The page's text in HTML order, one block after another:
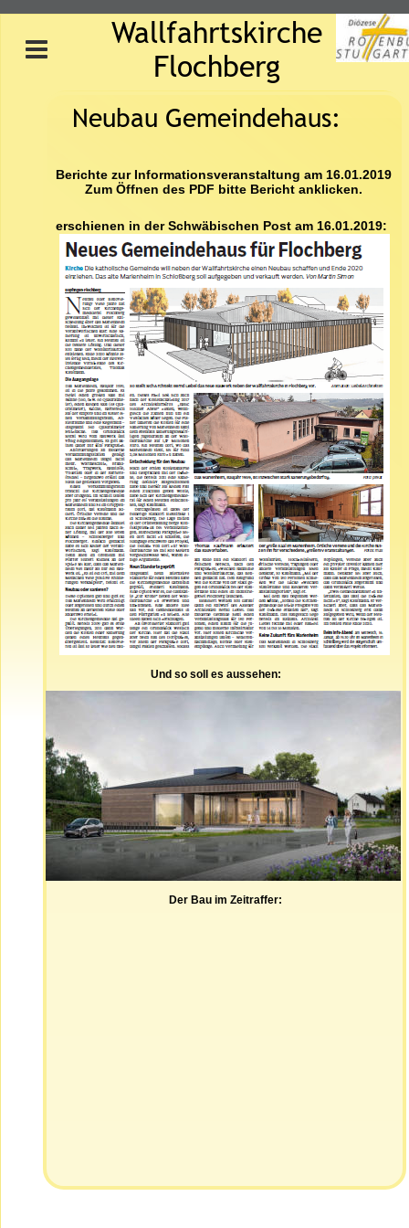
erschienen in der Schwäbischen Post am 16.01.2019:
Berichte zur Informationsveranstaltung am 16.01.2019
Zum Öffnen des PDF bitte Bericht anklicken.
Neubau Gemeindehaus:
Wallfahrtskirche
Flochberg
Und so soll es aussehen:
Der Bau im Zeitraffer: